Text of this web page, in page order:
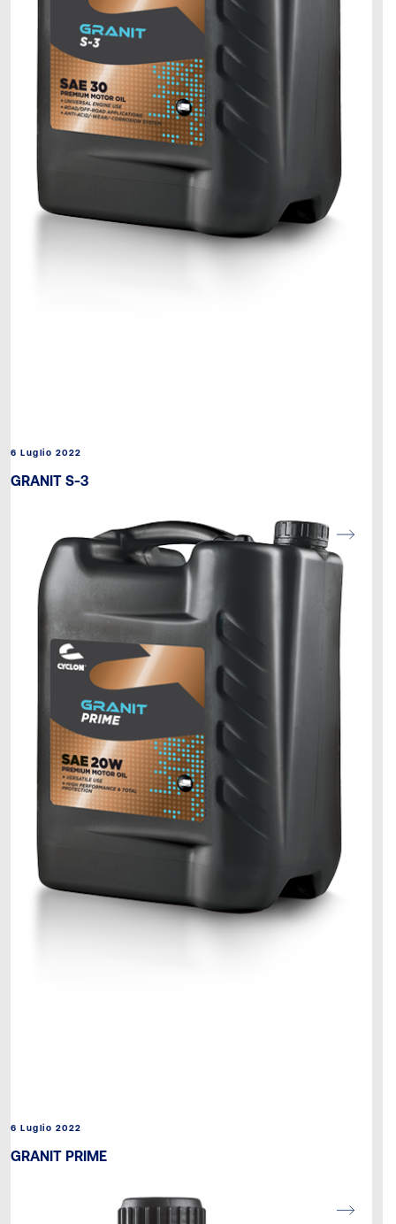
6 Luglio 2022
GRANIT S-3
6 Luglio 2022
GRANIT PRIME